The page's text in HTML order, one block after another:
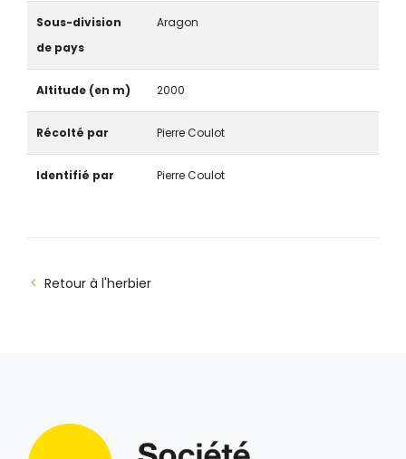
Sous-division
de pays
Aragon
Altitude (en m) 2000
Récolté par Pierre Coulot
Identifié par Pierre Coulot
Retour à l'herbier